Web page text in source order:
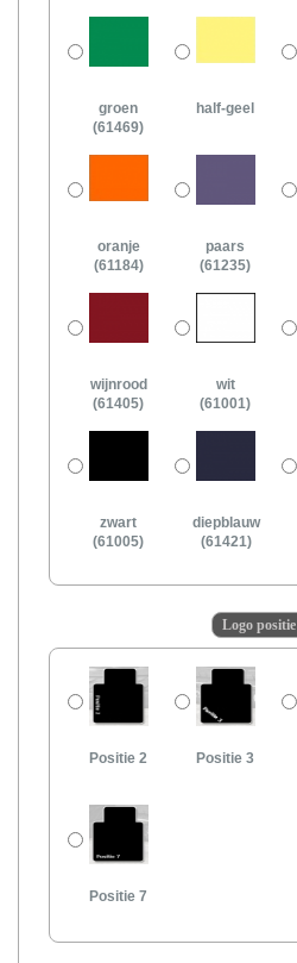
groen
(61469)
half-geel
oranje
(61184)
paars
(61235)
wijnrood
(61405)
wit
(61001)
zwart
(61005)
diepblauw
(61421)
Logo positie
Positie 2 Positie 3
Positie 7